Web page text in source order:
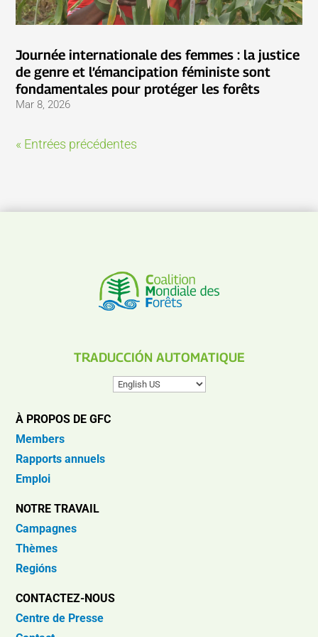
Journée internationale des femmes : la justice
de genre et l’émancipation féministe sont
fondamentales pour protéger les forêts
Mar 8, 2026
« Entrées précédentes
TRADUCCIÓN AUTOMATIQUE
À PROPOS DE GFC
Members
Rapports annuels
Emploi
NOTRE TRAVAIL
Campagnes
Thèmes
Regións
CONTACTEZ-NOUS
Centre de Presse